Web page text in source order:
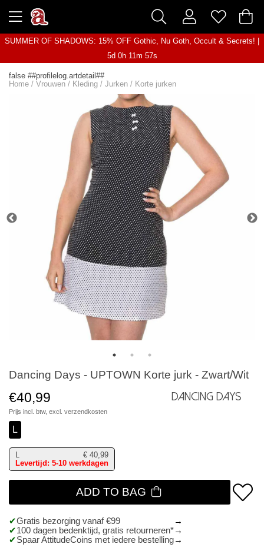
SUMMER OF SHADOWS: 15% OFF Gothic, Nu Goth, Occult & Secrets! |
5d 0h 11m 57s
false ##profilelog.artdetail##
Home / Vrouwen / Kleding / Jurken / Korte jurken
Dancing Days - UPTOWN Korte jurk - Zwart/Wit
€40,99
Prijs incl. btw, excl. verzendkosten
Dancing Days
L
L € 40,99
Levertijd: 5-10 werkdagen
ADD TO BAG
Gratis bezorging vanaf €99
100 dagen bedenktijd, gratis retourneren*
Spaar AttitudeCoins met iedere bestelling